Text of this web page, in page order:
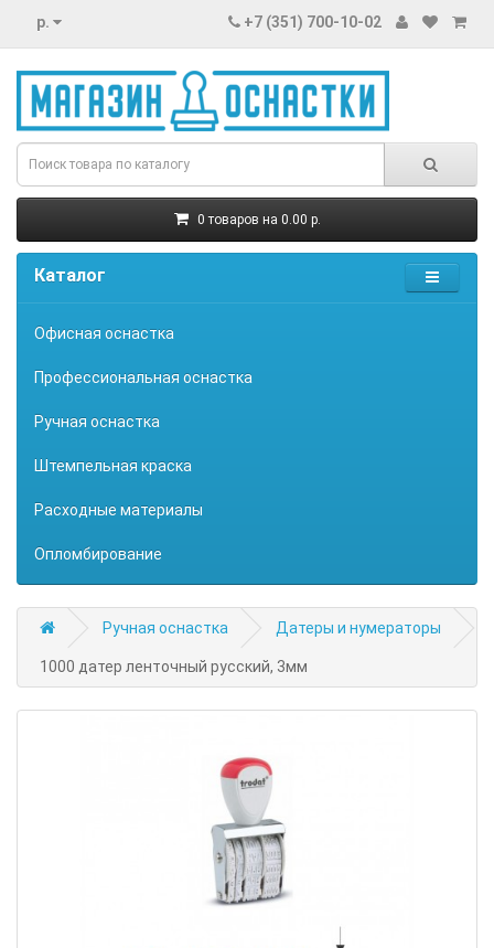
р. +7 (351) 700-10-02
0 товаров на 0.00 р.
Каталог
Офисная оснастка
Профессиональная оснастка
Ручная оснастка
Штемпельная краска
Расходные материалы
Опломбирование
Ручная оснастка Датеры и нумераторы
1000 датер ленточный русский, 3мм